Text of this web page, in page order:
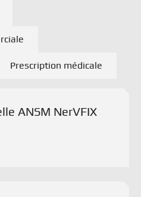
Prescription médicale
ANSM NerVFIX